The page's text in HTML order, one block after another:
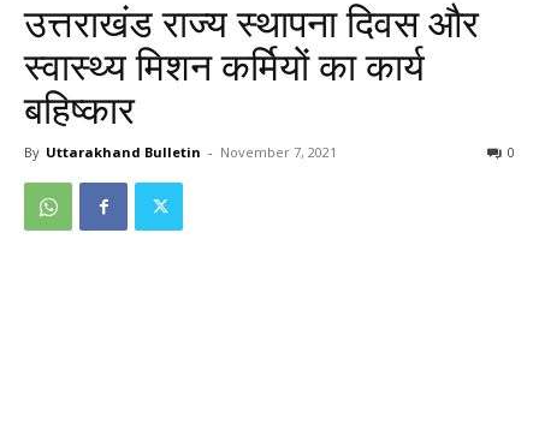
उत्तराखंड राज्य स्थापना दिवस और
स्वास्थ्य मिशन कर्मियों का कार्य
बहिष्कार
By Uttarakhand Bulletin - November 7, 2021 0